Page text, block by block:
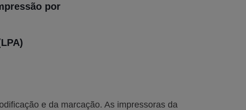
por
e da marcação. As impressoras da